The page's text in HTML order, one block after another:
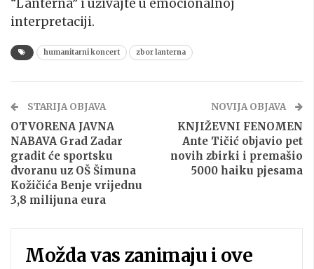
“Lanterna” i uživajte u emocionalnoj
interpretaciji.
humanitarni koncert zbor lanterna
STARIJA OBJAVA
OTVORENA JAVNA
NABAVA Grad Zadar
gradit će sportsku
dvoranu uz OŠ Šimuna
Kožičića Benje vrijednu
3,8 milijuna eura
NOVIJA OBJAVA
KNJIŽEVNI FENOMEN
Ante Tičić objavio pet
novih zbirki i premašio
5000 haiku pjesama
Možda vas zanimaju i ove